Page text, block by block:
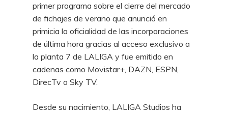
primer programa sobre el cierre del mercado
de fichajes de verano que anunció en
primicia la oficialidad de las incorporaciones
de última hora gracias al acceso exclusivo a
la planta 7 de LALIGA y fue emitido en
cadenas como Movistar+, DAZN, ESPN,
DirecTv o Sky TV.
Desde su nacimiento, LALIGA Studios ha